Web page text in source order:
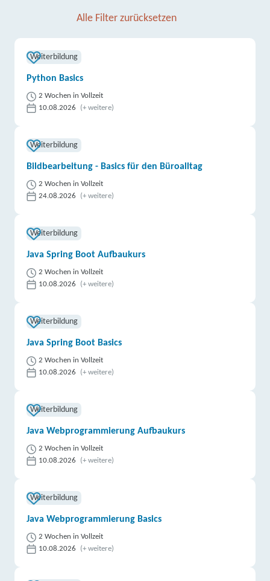
Alle Filter zurücksetzen
Weiterbildung
Python Basics
2 Wochen in Vollzeit
10.08.2026
(+ weitere)
Weiterbildung
Bildbearbeitung - Basics für den Büroalltag
2 Wochen in Vollzeit
24.08.2026
(+ weitere)
Weiterbildung
Java Spring Boot Aufbaukurs
2 Wochen in Vollzeit
10.08.2026
(+ weitere)
Weiterbildung
Java Spring Boot Basics
2 Wochen in Vollzeit
10.08.2026
(+ weitere)
Weiterbildung
Java Webprogrammierung Aufbaukurs
2 Wochen in Vollzeit
10.08.2026
(+ weitere)
Weiterbildung
Java Webprogrammierung Basics
2 Wochen in Vollzeit
10.08.2026
(+ weitere)